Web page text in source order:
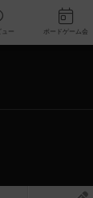
新着レビュー